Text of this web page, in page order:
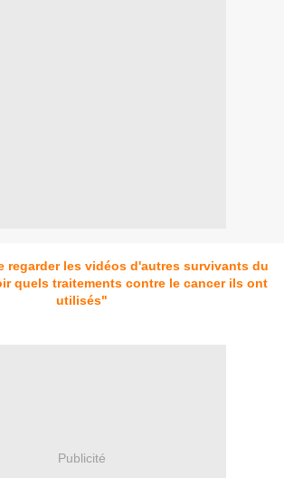
regarder les vidéos d'autres survivants du
quels traitements contre le cancer ils ont
utilisés"
Publicité